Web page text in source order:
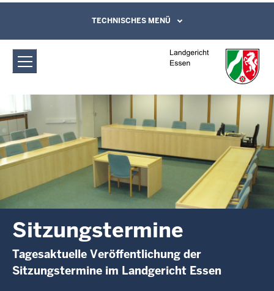
Landgericht Essen: Sitzungstermine
Direkt zum Inhalt
Leichte Sprache, Gebärdensprachenvideo
und Kontaktformular
TECHNISCHES MENÜ
Sitzungstermine
Tagesaktuelle Veröffentlichung der
Sitzungstermine im Landgericht Essen